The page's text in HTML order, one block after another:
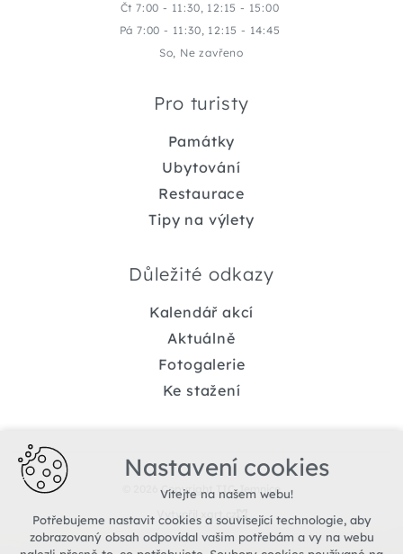
Čt 7:00 - 11:30, 12:15 - 15:00
Pá 7:00 - 11:30, 12:15 - 14:45
So, Ne zavřeno
Pro turisty
Památky
Ubytování
Restaurace
Tipy na výlety
Důležité odkazy
Kalendář akcí
Aktuálně
Fotogalerie
Ke stažení
© 2026 Copyright TIC Jemnice
Vytvořil xart.cz
Nastavení cookies
Vítejte na našem webu!
Potřebujeme nastavit cookies a související technologie, aby
zobrazovaný obsah odpovídal vašim potřebám a vy na webu